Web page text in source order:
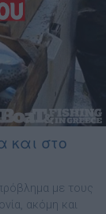
και στο
με τους
ακόμη και